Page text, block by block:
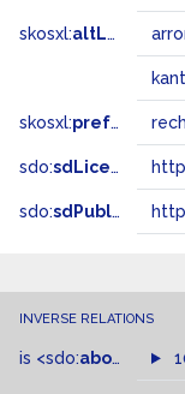
skosxl:altLabel
skosxl:prefLabel
sdo:sdLicense
sdo:sdPublisher
INVERSE RELATIONS
is <sdo:about of